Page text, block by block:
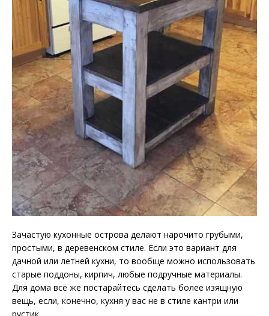
Зачастую кухонные острова делают нарочито грубыми,
простыми, в деревенском стиле. Если это вариант для
дачной или летней кухни, то вообще можно использовать
старые поддоны, кирпич, любые подручные материалы.
Для дома всё же постарайтесь сделать более изящную
вещь, если, конечно, кухня у вас не в стиле кантри или